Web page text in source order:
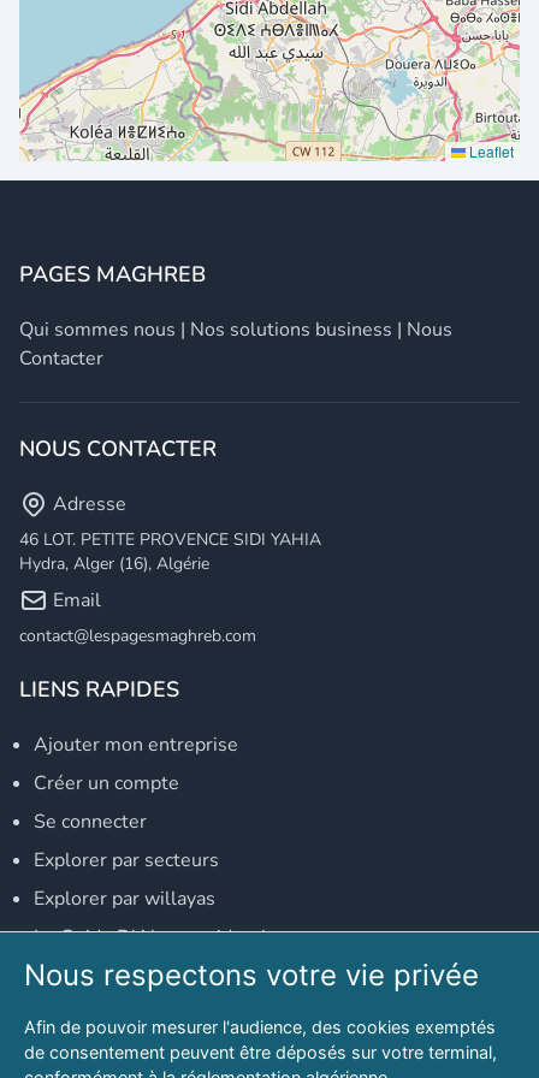
Leaflet
PAGES MAGHREB
Qui sommes nous | Nos solutions business | Nous
Contacter
NOUS CONTACTER
Adresse
46 LOT. PETITE PROVENCE SIDI YAHIA
Hydra, Alger (16), Algérie
Email
contact@lespagesmaghreb.com
LIENS RAPIDES
Ajouter mon entreprise
Créer un compte
Se connecter
Explorer par secteurs
Explorer par willayas
Le Guide D'Alger, guide-alger.com
NOS RÉSEAUX SOCIAUX
Notre page Facebook
Nous respectons votre vie privée
Afin de pouvoir mesurer l'audience, des cookies exemptés
de consentement peuvent être déposés sur votre terminal,